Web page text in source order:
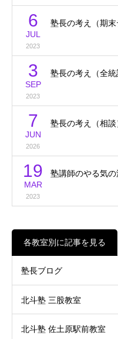
6
JUL
2023
塾長の考え（期末
3
SEP
2023
塾長の考え（全
7
JUN
2026
塾長の考え（相談
19
MAR
2023
塾講師のやる気の
各教室別に記事を見る
塾長ブログ
北斗塾 三股教室
北斗塾 佐土原駅前教室